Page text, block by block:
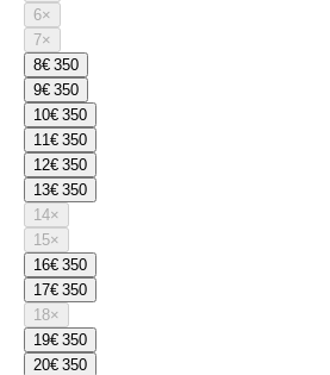
6×
7×
8€ 350
9€ 350
10€ 350
11€ 350
12€ 350
13€ 350
14×
15×
16€ 350
17€ 350
18×
19€ 350
20€ 350